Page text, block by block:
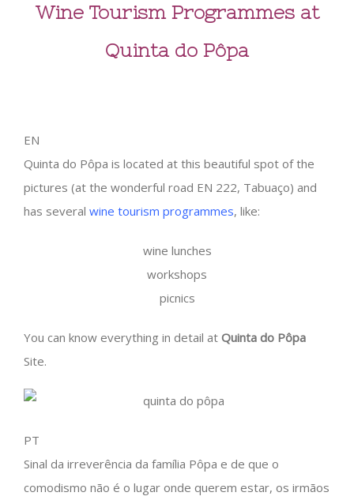
Wine Tourism Programmes at
Quinta do Pôpa
EN
Quinta do Pôpa is located at this beautiful spot of the
pictures (at the wonderful road EN 222, Tabuaço) and
has several wine tourism programmes, like:
wine lunches
workshops
picnics
You can know everything in detail at Quinta do Pôpa
Site.
PT
Sinal da irreverência da família Pôpa e de que o
comodismo não é o lugar onde querem estar, os irmãos